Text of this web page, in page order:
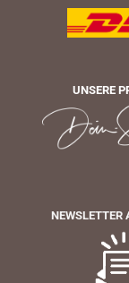
UNSERE
NEWSLETTER